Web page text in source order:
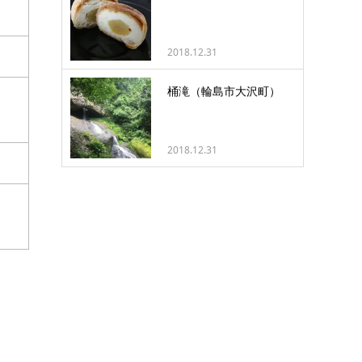
2018.12.31
桶滝（輪島市大沢町）
2018.12.31